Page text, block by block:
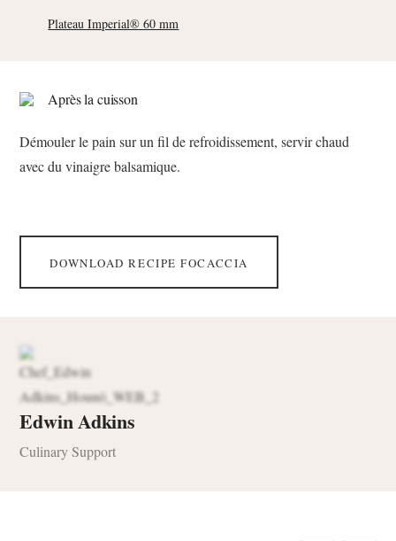
Plateau Imperial® 60 mm
Après la cuisson
Démouler le pain sur un fil de refroidissement, servir chaud
avec du vinaigre balsamique.
DOWNLOAD RECIPE FOCACCIA
Edwin Adkins
Culinary Support